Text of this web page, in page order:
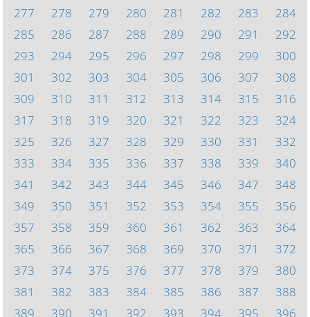
277
278 279 280 281 282 283
284
285
286 287 288 289 290 291
292
293
294 295 296 297 298 299
300
301
302 303 304 305 306 307
308
309
310 311 312 313 314 315
316
317
318 319 320 321 322 323
324
325
326 327 328 329 330 331
332
333
334 335 336 337 338 339
340
341
342 343 344 345 346 347
348
349
350 351 352 353 354 355
356
357
358 359 360 361 362 363
364
365
366 367 368 369 370 371
372
373
374 375 376 377 378 379
380
381
382 383 384 385 386 387
388
389
390 391 392 393 394 395 396